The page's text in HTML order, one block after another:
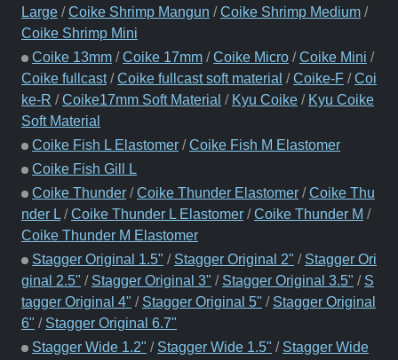
Large /Coike Shrimp Mangun /Coike Shrimp Medium /
Coike Shrimp Mini
Coike 13mm /Coike 17mm /Coike Micro /Coike Mini /
Coike fullcast/Coike fullcast soft material /Coike-F /Coi
ke-R /Coike17mm Soft Material / Kyu Coike / Kyu Coike
Soft Material
Coike Fish L Elastomer /Coike Fish M Elastomer
Coike Fish Gill L
Coike Thunder /Coike Thunder Elastomer /Coike Thu
nder L /Coike Thunder L Elastomer /Coike Thunder M /
Coike Thunder M Elastomer
Stagger Original 1.5" / Stagger Original 2" / Stagger Ori
ginal 2.5" / Stagger Original 3" / Stagger Original 3.5" / S
tagger Original 4" / Stagger Original 5" / Stagger Original
6" / Stagger Original 6.7"
Stagger Wide 1.2" / Stagger Wide 1.5" / Stagger Wide